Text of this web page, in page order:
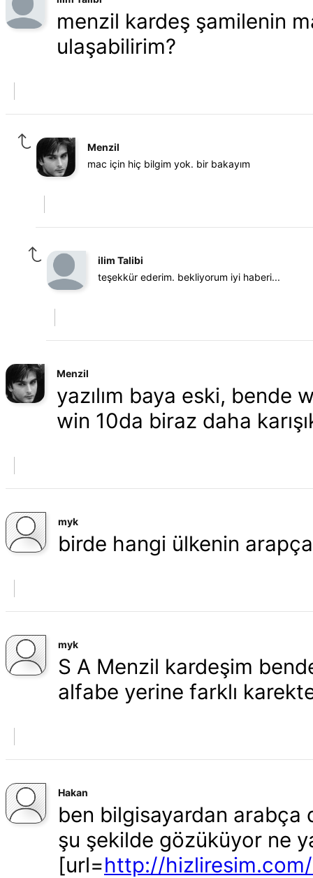
menzil kardeş şamilenin
ulaşabilirim?
Menzil
mac için hiç bilgim yok. bir bakayım
ilim Talibi
teşekkür ederim. bekliyorum iyi haberi...
Menzil
yazılım baya eski, bende
win 10da biraz daha
myk
birde hangi ülkenin
myk
S A Menzil kardeşim
alfabe yerine farklı
Hakan
ben bilgisayardan arabça
şu şekilde gözüküyor ne
[url=http://